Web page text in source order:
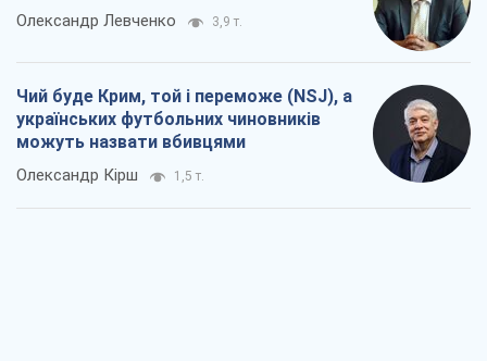
Олександр Левченко 3,9 т.
Чий буде Крим, той і переможе (NSJ), а
українських футбольних чиновників
можуть назвати вбивцями
Олександр Кірш 1,5 т.